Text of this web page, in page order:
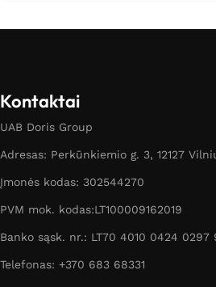
Kontaktai
UAB Doris Group
Adresas: Perkūnkiemio g. 3, 12127
Įmonės kodas: 302544270
PVM mok. kodas:LT100009162019
Banko sąsk. nr.: LT70 4010 0424 0297
Telefonas: +370 683 68331